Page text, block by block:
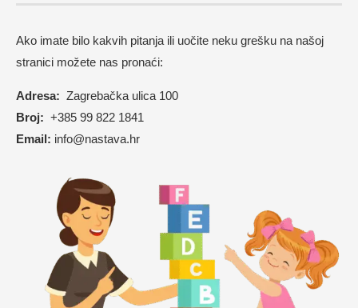
Ako imate bilo kakvih pitanja ili uočite neku grešku na našoj
stranici možete nas pronaći:
Adresa: Zagrebačka ulica 100
Broj: +385 99 822 1841
Email: info@nastava.hr